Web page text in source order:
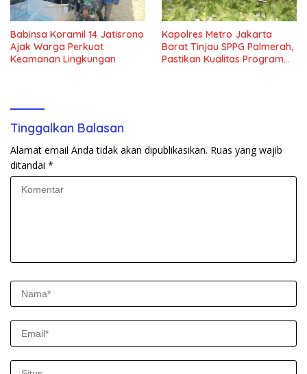
Babinsa Koramil 14 Jatisrono
Ajak Warga Perkuat
Keamanan Lingkungan
Kapolres Metro Jakarta
Barat Tinjau SPPG Palmerah,
Pastikan Kualitas Program
Tinggalkan Balasan
Alamat email Anda tidak akan dipublikasikan. Ruas yang wajib
ditandai *